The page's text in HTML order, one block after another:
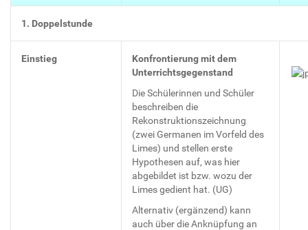
1. Doppelstunde
Einstieg
Konfrontierung mit dem
Unterrichtsgegenstand
Die Schülerinnen und Schüler
beschreiben die
Rekonstruktionszeichnung
(zwei Germanen im Vorfeld des
Limes) und stellen erste
Hypothesen auf, was hier
abgebildet ist bzw. wozu der
Limes gedient hat. (UG)
Alternativ (ergänzend) kann
auch über die Anknüpfung an